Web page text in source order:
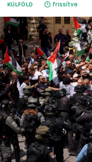
KÜLFÖLD frissítve